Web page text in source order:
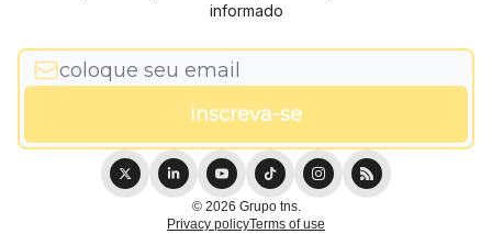
informado
© 2026 Grupo tns.
Privacy policyTerms of use